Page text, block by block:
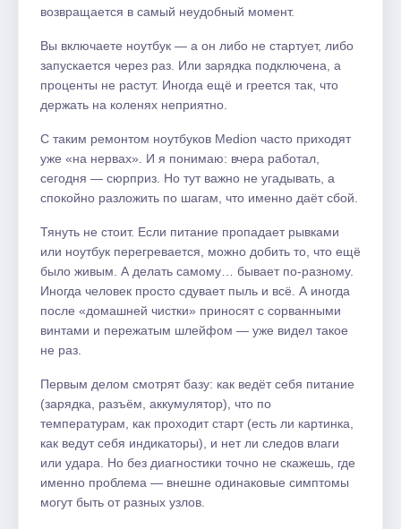
возвращается в самый неудобный момент.
Вы включаете ноутбук — а он либо не стартует, либо
запускается через раз. Или зарядка подключена, а
проценты не растут. Иногда ещё и греется так, что
держать на коленях неприятно.
С таким ремонтом ноутбуков Medion часто приходят
уже «на нервах». И я понимаю: вчера работал,
сегодня — сюрприз. Но тут важно не угадывать, а
спокойно разложить по шагам, что именно даёт сбой.
Тянуть не стоит. Если питание пропадает рывками
или ноутбук перегревается, можно добить то, что ещё
было живым. А делать самому… бывает по-разному.
Иногда человек просто сдувает пыль и всё. А иногда
после «домашней чистки» приносят с сорванными
винтами и пережатым шлейфом — уже видел такое
не раз.
Первым делом смотрят базу: как ведёт себя питание
(зарядка, разъём, аккумулятор), что по
температурам, как проходит старт (есть ли картинка,
как ведут себя индикаторы), и нет ли следов влаги
или удара. Но без диагностики точно не скажешь, где
именно проблема — внешне одинаковые симптомы
могут быть от разных узлов.